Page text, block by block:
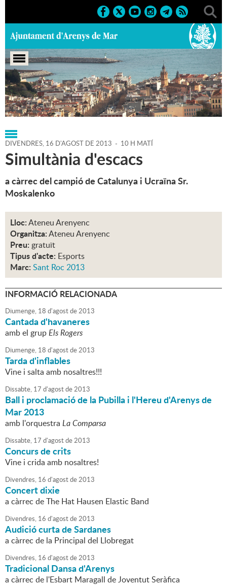
Portada > Regidories > Cultura > Agenda > 16-08-2013
DIVENDRES, 16 D'AGOST DE 2013 - 10 H MATÍ
Simultània d'escacs
a càrrec del campió de Catalunya i Ucraïna Sr.
Moskalenko
Lloc:Ateneu Arenyenc
Organitza:Ateneu Arenyenc
Preu: gratuït
Tipus d'acte: Esports
Marc: Sant Roc 2013
INFORMACIÓ RELACIONADA
Diumenge, 18 d'agostde2013
Cantada d'havaneres
amb el grupEls Rogers
Diumenge, 18 d'agostde2013
Tarda d'inflables
Vine i salta amb nosaltres!!!
Dissabte, 17 d'agostde2013
Ball i proclamació de la Pubilla i l'Hereu d'Arenys de
Mar 2013
amb l'orquestra La Comparsa
Dissabte, 17 d'agostde2013
Concurs de crits
Vine i crida amb nosaltres!
Divendres, 16 d'agostde2013
Concert dixie
a càrrec de The Hat Hausen Elastic Band
Divendres, 16 d'agostde2013
Audició curta de Sardanes
a càrrec de la Principal del Llobregat
Divendres, 16 d'agostde2013
Tradicional Dansa d'Arenys
a càrrec de l'Esbart Maragall de Joventut Seràfica